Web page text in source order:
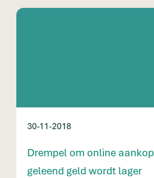
30-11-2018
Drempel om online
geleend geld wordt lager